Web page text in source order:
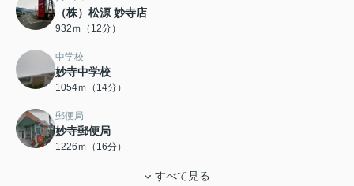
（株）松源 妙寺店
932ｍ（12分）
中学校
妙寺中学校
1054ｍ（14分）
郵便局
妙寺郵便局
1226ｍ（16分）
すべて見る